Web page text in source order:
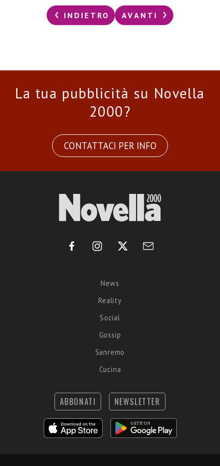
INDIETRO AVANTI
La tua pubblicità su Novella
2000?
CONTATTACI PER INFO
News
Reality
Social
Gossip
Sanremo
Cucina
ABBONATI NEWSLETTER